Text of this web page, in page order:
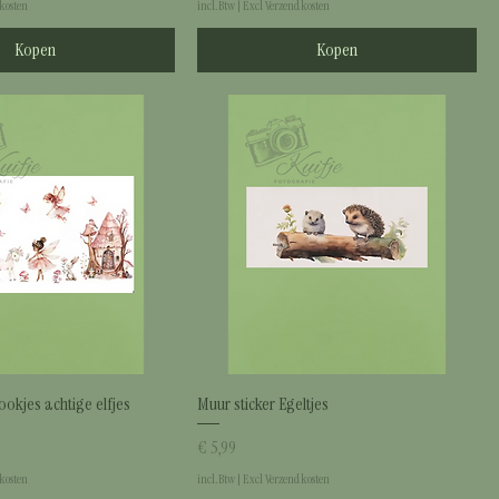
Kopen
incl.Btw| Excl Verzendkosten
Kopen
achtige elfjes
Muur sticker Egeltjes
Prijs
€ 5,99
incl.Btw| Excl Verzendkosten